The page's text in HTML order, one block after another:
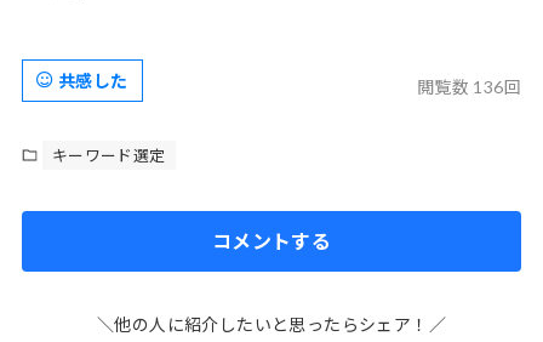
閲覧数 136回
共感した
キーワード選定
コメントする
＼他の人に紹介したいと思ったらシェア！／